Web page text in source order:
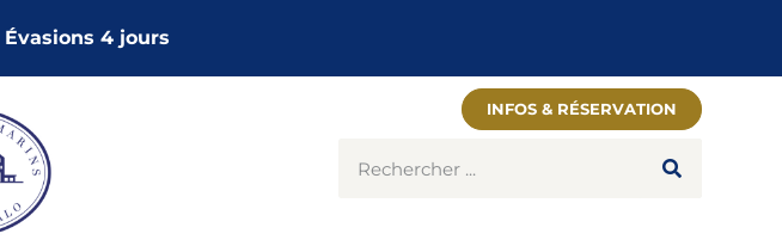
Évasions 4 jours
INFOS & RÉSERVATION